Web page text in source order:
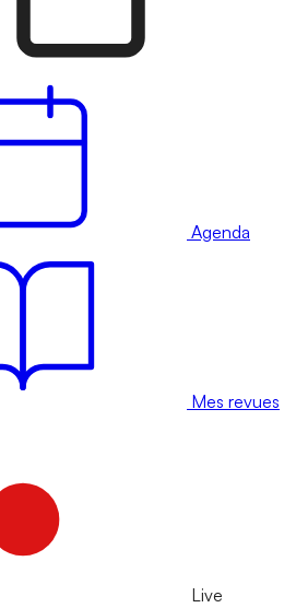
Agenda
Mes revues
Live